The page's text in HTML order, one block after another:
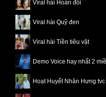
Viral hài Hoán đổi
Viral hài Quỹ đen
Viral hài Tiền tiêu vặt
Demo Voice hay nhất 2
Hoạt Huyết Nhân Hưng tvc